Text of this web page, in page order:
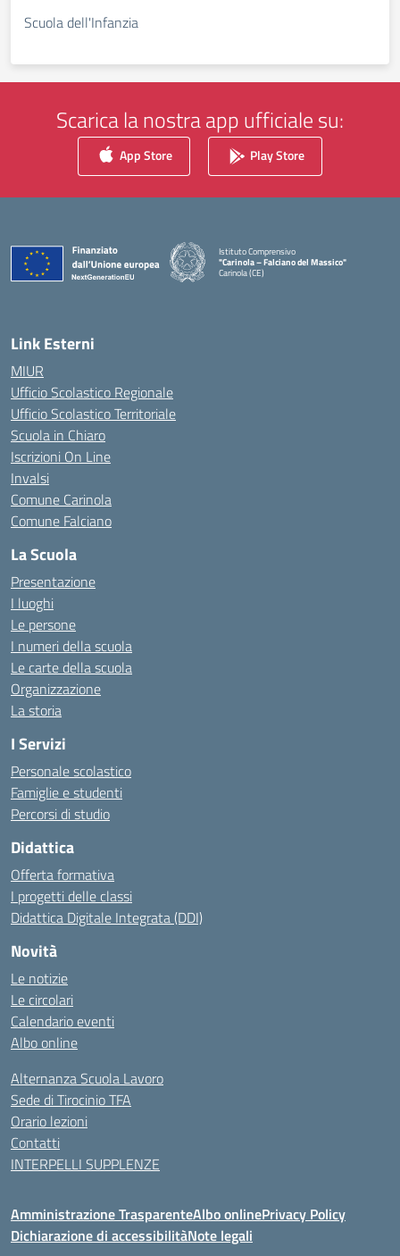
Scuola dell'Infanzia
Scarica la nostra app ufficiale su:
App Store Play Store
Istituto Comprensivo
"Carinola – Falciano del Massico"
Carinola (CE)
Link Esterni
MIUR
Ufficio Scolastico Regionale
Ufficio Scolastico Territoriale
Scuola in Chiaro
Iscrizioni On Line
Invalsi
Comune Carinola
Comune Falciano
La Scuola
Presentazione
I luoghi
Le persone
I numeri della scuola
Le carte della scuola
Organizzazione
La storia
I Servizi
Personale scolastico
Famiglie e studenti
Percorsi di studio
Didattica
Offerta formativa
I progetti delle classi
Didattica Digitale Integrata (DDI)
Novità
Le notizie
Le circolari
Calendario eventi
Albo online
Alternanza Scuola Lavoro
Sede di Tirocinio TFA
Orario lezioni
Contatti
INTERPELLI SUPPLENZE
Amministrazione TrasparenteAlbo onlinePrivacy Policy
Dichiarazione di accessibilitàNote legali